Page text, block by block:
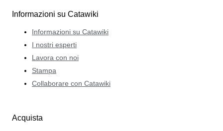
Informazioni su Catawiki
Informazioni su Catawiki
I nostri esperti
Lavora con noi
Stampa
Collaborare con Catawiki
Acquista